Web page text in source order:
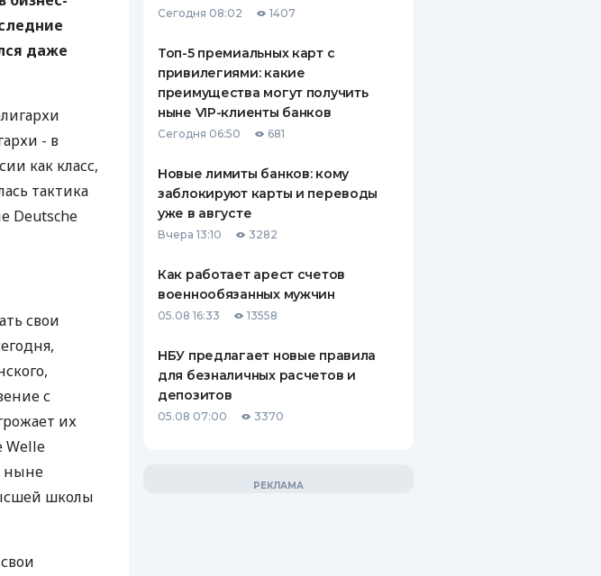
ОБЗОР
ВСЕ СТРАХОВЫЕ ПОЛИСЫ
СТРАХОВЫЕ КОМПАНИИ
КОМПАНИЯХ
КОНТАКТЫ
даже
- в
как класс,
тактика
Deutsche
свои
с
их
Welle
ныне
школы
Сегодня 08:02 1407
Топ-5 премиальных карт с
привилегиями: какие
преимущества могут получить
ныне VIP-клиенты банков
Сегодня 06:50 681
Новые лимиты банков: кому
заблокируют карты и переводы
уже в августе
Вчера 13:10 3282
Как работает арест счетов
военнообязанных мужчин
05.08 16:33 13558
НБУ предлагает новые правила
для безналичных расчетов и
депозитов
05.08 07:00 3370